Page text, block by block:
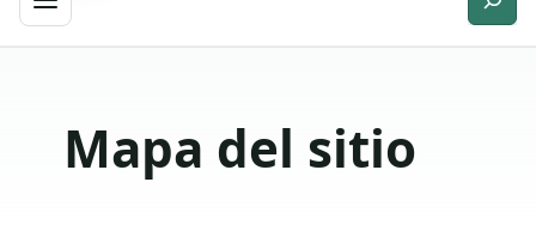
principalMapa del sitio